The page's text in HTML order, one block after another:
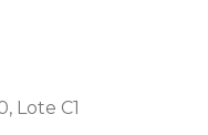
Lote C1